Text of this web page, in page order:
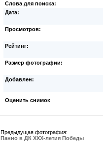
Слова для поиска:
Дата:
Просмотров:
Рейтинг:
Размер фотографии:
Добавлен:
Оценить снимок
Предыдущая фотография:
Панно в ДК ХХХ-летия Победы